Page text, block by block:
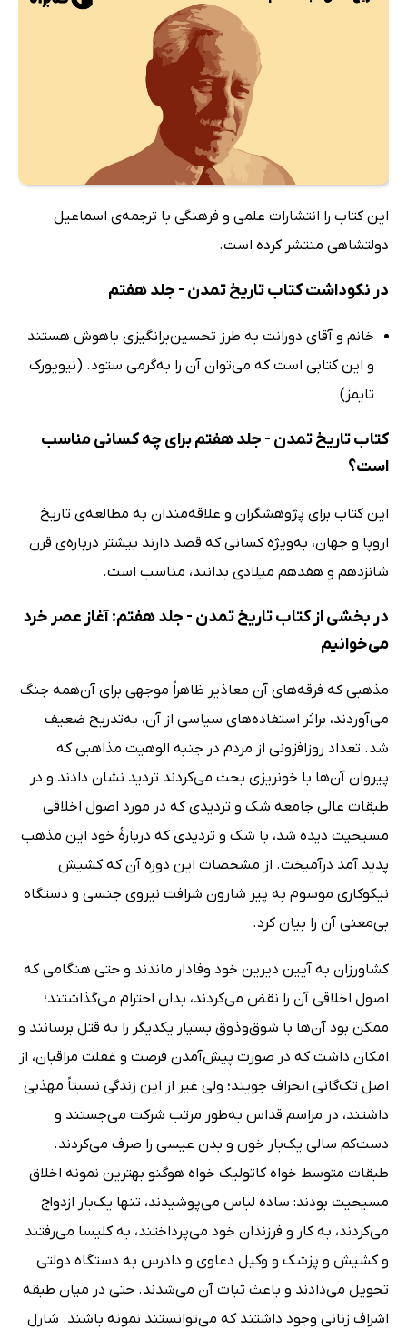
این کتاب را انتشارات علمی و فرهنگی با ترجمه‌ی اسماعیل
دولتشاهی منتشر کرده است.
در نکوداشت کتاب تاریخ تمدن - جلد هفتم
خانم و آقای دورانت به طرز تحسین‌برانگیزی باهوش هستند
و این کتابی است که می‌توان آن را به‌گرمی ستود. (نیویورک
تایمز)
کتاب تاریخ تمدن - جلد هفتم برای چه کسانی مناسب
است؟
این کتاب برای پژوهشگران و علاقه‌مندان به مطالعه‌ی تاریخ
اروپا و جهان، به‌ویژه‌ کسانی که قصد دارند بیشتر درباره‌ی قرن
شانزدهم و هفدهم میلادی بدانند، مناسب است.
در بخشی از کتاب تاریخ تمدن - جلد هفتم: آغاز عصر خرد
می‌خوانیم
مذهبی که فرقه‌های آن معاذیر ظاهراً موجهی برای آن‌همه جنگ
می‌آوردند، براثر استفاده‌های سیاسی از آن، به‌تدریج ضعیف
شد. تعداد روزافزونی از مردم در جنبه الوهیت مذاهبی که
پیروان آن‌ها با خونریزی بحث می‌کردند تردید نشان دادند و در
طبقات عالی جامعه شک و تردیدی که در مورد اصول اخلاقی
مسیحیت دیده شد، با شک و تردیدی که دربارۀ خود این مذهب
پدید آمد درآمیخت. از مشخصات این دوره آن که کشیش
نیکوکاری موسوم به پیر شارون شرافت نیروی جنسی و دستگاه
بی‌معنی آن را بیان کرد.
کشاورزان به آیین دیرین خود وفادار ماندند و حتی هنگامی که
اصول اخلاقی آن را نقض می‌کردند، بدان احترام می‌گذاشتند؛
ممکن بود آن‌ها با شوق‌وذوق بسیار یکدیگر را به قتل برسانند و
امکان داشت که در صورت پیش‌آمدن فرصت و غفلت مراقبان، از
اصل تک‌گانی انحراف جویند؛ ولی غیر از این زندگی نسبتاً مهذبی
داشتند، در مراسم قداس به‌طور مرتب شرکت می‌جستند و
دست‌کم سالی یک‌بار خون و بدن عیسی را صرف می‌کردند.
طبقات متوسط خواه کاتولیک خواه هوگنو بهترین نمونه اخلاق
مسیحیت بودند: ساده لباس می‌پوشیدند، تنها یک‌بار ازدواج
می‌کردند، به کار و فرزندان خود می‌پرداختند، به کلیسا می‌رفتند
و کشیش و پزشک و وکیل دعاوی و دادرس به دستگاه دولتی
تحویل می‌دادند و باعث ثبات آن می‌شدند. حتی در میان طبقه
اشراف زنانی وجود داشتند که می‌توانستند نمونه باشند. شارل